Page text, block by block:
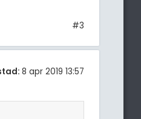
#3
8 apr 2019 13:57